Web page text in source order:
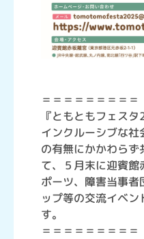
＝＝＝＝＝＝＝＝＝
『ともともフェス
インクルーシブな
の有無にかかわらず
て、５月末に迎賓
ポーツ、障害当事者
ップ等の交流イベ
す。
＝＝＝＝＝＝＝＝＝